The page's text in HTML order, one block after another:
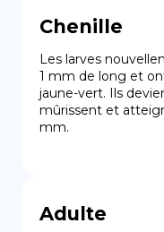
Chenille
Les larves
1 mm de long et
jaune-vert. Ils
mûrissent et
mm.
Adulte